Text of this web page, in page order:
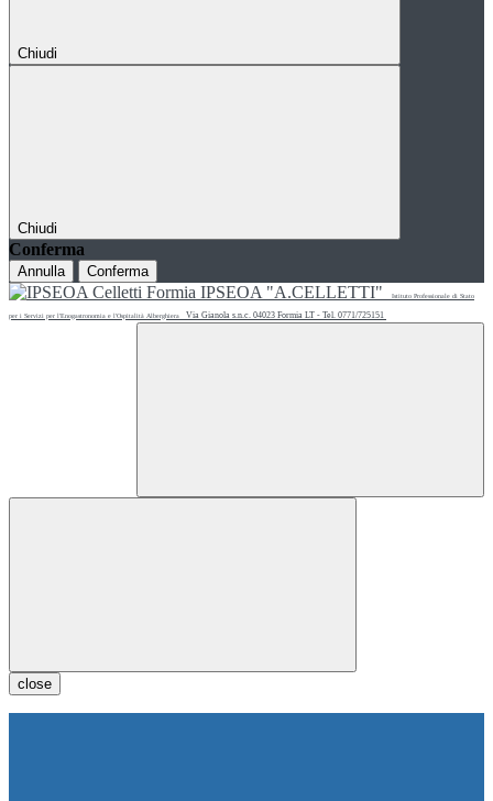
Chiudi
Chiudi
Conferma
Annulla Conferma
IPSEOA "A.CELLETTI" Istituto Professionale di Stato
per i Servizi per l'Enogastronomia e l'Ospitalità Alberghiera Via Gianola s.n.c. 04023 Formia LT - Tel. 0771/725151
close